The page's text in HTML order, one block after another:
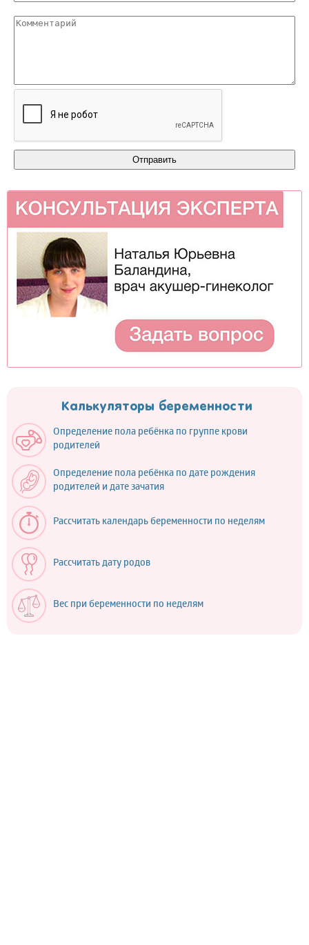
Калькуляторы беременности
Определение пола ребёнка по группе крови
родителей
Определение пола ребёнка по дате рождения
родителей и дате зачатия
Рассчитать календарь беременности по неделям
Рассчитать дату родов
Вес при беременности по неделям